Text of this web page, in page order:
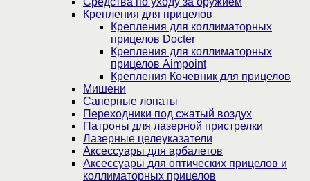
Крепления для прицелов
Крепления для коллиматорных
прицелов Docter
Крепления для коллиматорных
прицелов Aimpoint
Крепления Кочевник для прицелов
Мишени
Саперные лопаты
Переходники под сжатый воздух
Патроны для лазерной пристрелки
Лазерные целеуказатели
Аксессуары для арбалетов
Аксессуары для оптических прицелов и
коллиматорных прицелов